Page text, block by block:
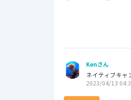
Kenさん
ネイティブキャ
2023/04/13